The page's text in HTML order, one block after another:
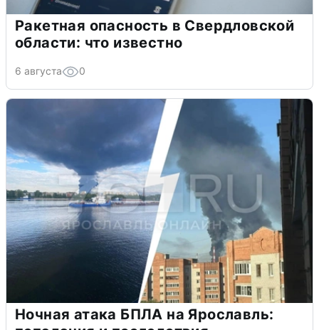
Ракетная опасность в Свердловской
области: что известно
6 августа 0
Ночная атака БПЛА на Ярославль: